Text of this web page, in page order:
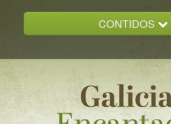
CONTIDOS
GALICIA ENCANTADA
DOCUMENTACION
NOVAS